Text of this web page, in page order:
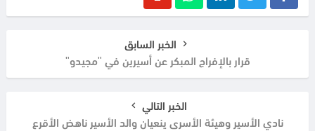
الخبر السابق
قرار بالإفراج المبكر عن أسيرين في "مجيدو"
الخبر التالي
نادي الأسير وهيئة الأسرى ينعيان والد الأسير ناهض الأقرع